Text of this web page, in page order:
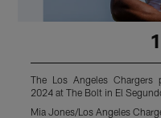
The Los Angeles Chargers
2024 at The Bolt in El
Mia Jones/Los Angeles